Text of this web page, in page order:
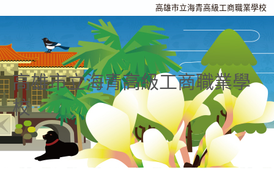
高雄市立海青高級工商職業學校
高雄市立海青高級工商職業學
校